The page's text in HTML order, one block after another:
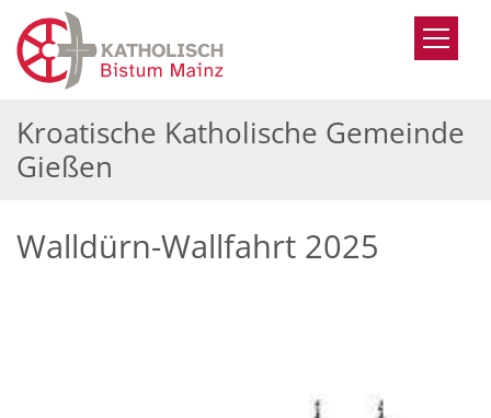
Zum Inhalt springen
Kroatische Katholische Gemeinde
Gießen
Walldürn-Wallfahrt 2025